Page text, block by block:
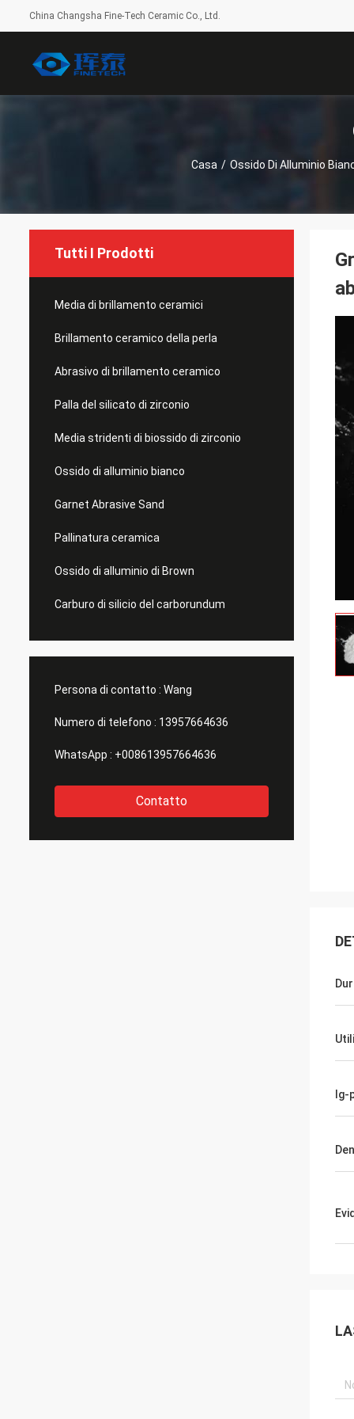
China Changsha Fine-Tech Ceramic Co., Ltd.
Casa / Ossido Di Alluminio
Tutti I Prodotti
Media di brillamento ceramici
Brillamento ceramico della perla
Abrasivo di brillamento ceramico
Palla del silicato di zirconio
Media stridenti di biossido di zirconio
Ossido di alluminio bianco
Garnet Abrasive Sand
Pallinatura ceramica
Ossido di alluminio di Brown
Carburo di silicio del carborundum
Persona di contatto : Wang
Numero di telefono : 13957664636
WhatsApp : +008613957664636
Contatto